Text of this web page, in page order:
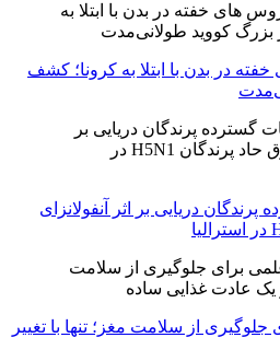
در بدن با ابتلا به کرونا؛ کشف
پرندگان دریایی بر اثر آنفولانزای
از سلامت مغز؛ تنها با تغییر